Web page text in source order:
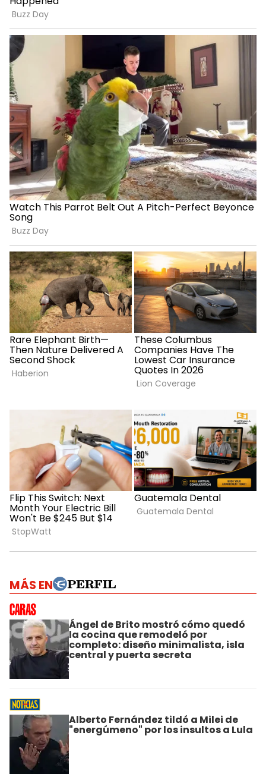
MÁS EN
Ángel de Brito mostró cómo quedó
la cocina que remodeló por
completo: diseño minimalista, isla
central y puerta secreta
Alberto Fernández tildó a Milei de
"energúmeno" por los insultos a Lula